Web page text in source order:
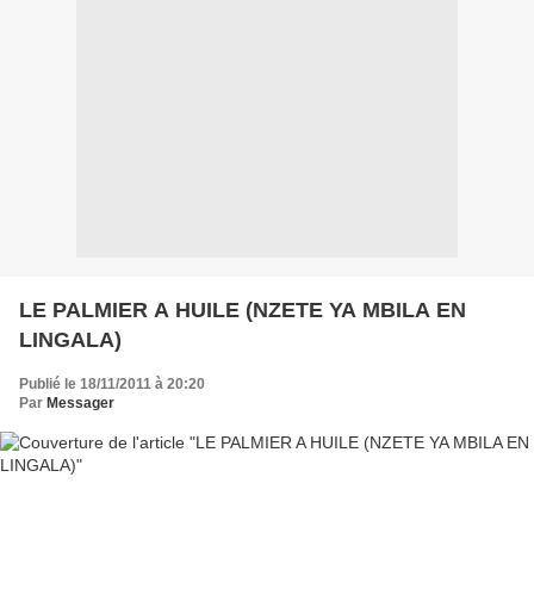
LE PALMIER A HUILE (NZETE YA MBILA EN
LINGALA)
Publié le 18/11/2011 à 20:20
Par Messager